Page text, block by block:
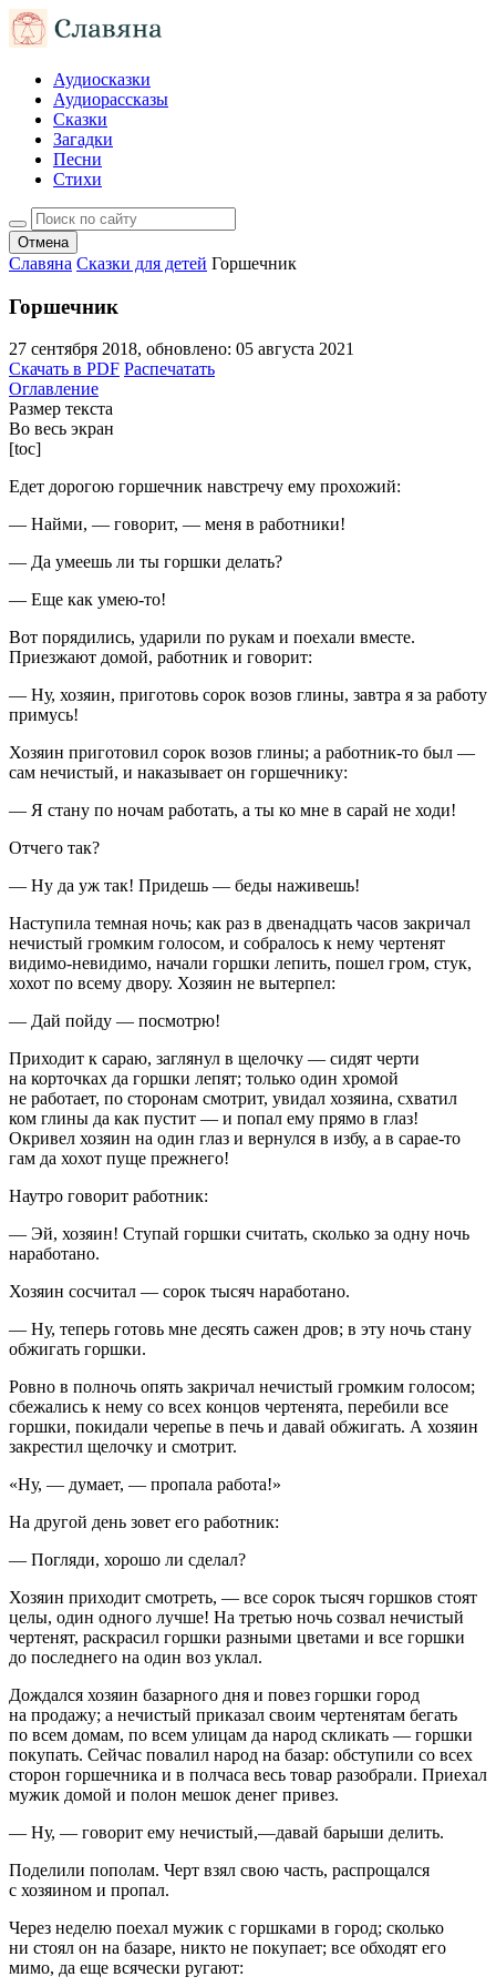
Аудиосказки
Аудиорассказы
Сказки
Загадки
Песни
Стихи
Отмена
Славяна Сказки для детей Горшечник
Горшечник
27 сентября 2018, обновлено: 05 августа 2021
Скачать в PDF Распечатать
Оглавление
Размер текста
Во весь экран
[toc]
Едет дорогою горшечник навстречу ему прохожий:
— Найми, — говорит, — меня в работники!
— Да умеешь ли ты горшки делать?
— Еще как умею-то!
Вот порядились, ударили по рукам и поехали вместе.
Приезжают домой, работник и говорит:
— Ну, хозяин, приготовь сорок возов глины, завтра я за работу
примусь!
Хозяин приготовил сорок возов глины; а работник-то был —
сам нечистый, и наказывает он горшечнику:
— Я стану по ночам работать, а ты ко мне в сарай не ходи!
Отчего так?
— Ну да уж так! Придешь — беды наживешь!
Наступила темная ночь; как раз в двенадцать часов закричал
нечистый громким голосом, и собралось к нему чертенят
видимо-невидимо, начали горшки лепить, пошел гром, стук,
хохот по всему двору. Хозяин не вытерпел:
— Дай пойду — посмотрю!
Приходит к сараю, заглянул в щелочку — сидят черти
на корточках да горшки лепят; только один хромой
не работает, по сторонам смотрит, увидал хозяина, схватил
ком глины да как пустит — и попал ему прямо в глаз!
Окривел хозяин на один глаз и вернулся в избу, а в сарае-то
гам да хохот пуще прежнего!
Наутро говорит работник:
— Эй, хозяин! Ступай горшки считать, сколько за одну ночь
наработано.
Хозяин сосчитал — сорок тысяч наработано.
— Ну, теперь готовь мне десять сажен дров; в эту ночь стану
обжигать горшки.
Ровно в полночь опять закричал нечистый громким голосом;
сбежались к нему со всех концов чертенята, перебили все
горшки, покидали черепье в печь и давай обжигать. А хозяин
закрестил щелочку и смотрит.
«Ну, — думает, — пропала работа!»
На другой день зовет его работник:
— Погляди, хорошо ли сделал?
Хозяин приходит смотреть, — все сорок тысяч горшков стоят
целы, один одного лучше! На третью ночь созвал нечистый
чертенят, раскрасил горшки разными цветами и все горшки
до последнего на один воз уклал.
Дождался хозяин базарного дня и повез горшки город
на продажу; а нечистый приказал своим чертенятам бегать
по всем домам, по всем улицам да народ скликать — горшки
покупать. Сейчас повалил народ на базар: обступили со всех
сторон горшечника и в полчаса весь товар разобрали. Приехал
мужик домой и полон мешок денег привез.
— Ну, — говорит ему нечистый,—давай барыши делить.
Поделили пополам. Черт взял свою часть, распрощался
с хозяином и пропал.
Через неделю поехал мужик с горшками в город; сколько
ни стоял он на базаре, никто не покупает; все обходят его
мимо, да еще всячески ругают: